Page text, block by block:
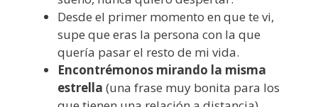
Desde el primer momento en que te vi,
supe que eras la persona con la que
quería pasar el resto de mi vida.
Encontrémonos mirando la misma
estrella (una frase muy bonita para los